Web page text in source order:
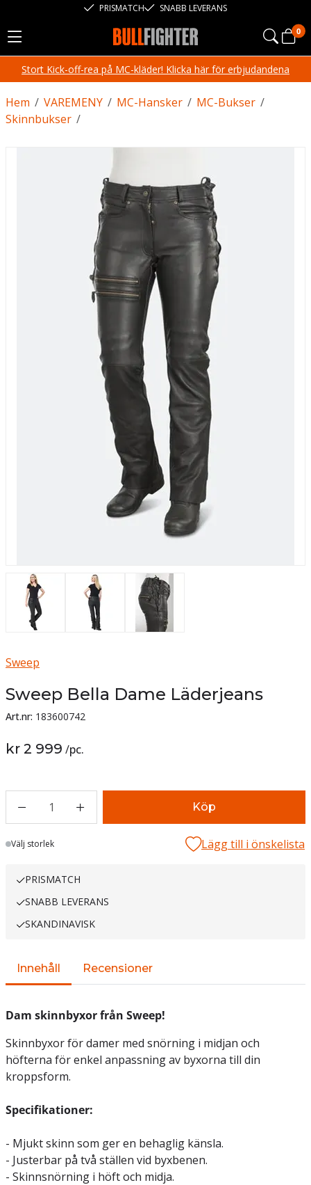
PRISMATCH SNABB LEVERANS
0
Stort Kick-off-rea på MC-kläder! Klicka här för erbjudandena
/
Hem /
VAREMENY /
MC-Hansker /
MC-Bukser
/
Skinnbukser
Sweep
Sweep Bella Dame Läderjeans
Art.nr: 183600742
kr 2 999 /pc.
1 Köp
Lager
Välj storlek Lägg till i önskelista
PRISMATCH
SNABB LEVERANS
SKANDINAVISK
Innehåll Recensioner
Dam skinnbyxor från Sweep!
Skinnbyxor för damer med snörning i midjan och
höfterna för enkel anpassning av byxorna till din
kroppsform.
Specifikationer:
- Mjukt skinn som ger en behaglig känsla.
- Justerbar på två ställen vid byxbenen.
- Skinnsnörning i höft och midja.